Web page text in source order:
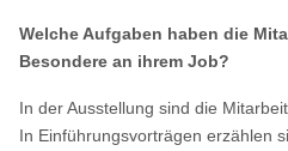
Welche Aufgaben haben die
Besondere an ihrem Job?
In der Ausstellung sind die
In Einführungsvorträgen erzählen